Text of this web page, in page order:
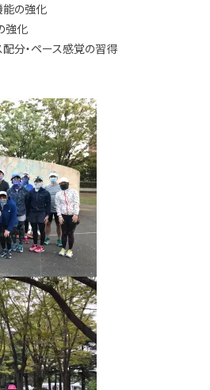
能の強化
強化
分・ペース感覚の習得